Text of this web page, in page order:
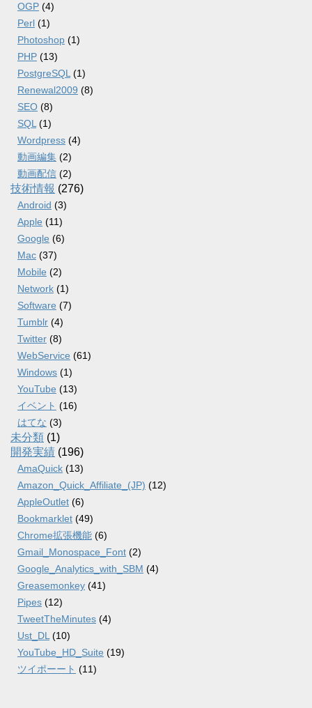
OGP (4)
Perl (1)
Photoshop (1)
PHP (13)
PostgreSQL (1)
Renewal2009 (8)
SEO (8)
SQL (1)
Wordpress (4)
動画編集 (2)
動画配信 (2)
技術情報 (276)
Android (3)
Apple (11)
Google (6)
Mac (37)
Mobile (2)
Network (1)
Software (7)
Tumblr (4)
Twitter (8)
WebService (61)
Windows (1)
YouTube (13)
イベント (16)
はてな (3)
未分類 (1)
開発実績 (196)
AmaQuick (13)
Amazon_Quick_Affiliate_(JP) (12)
AppleOutlet (6)
Bookmarklet (49)
Chrome拡張機能 (6)
Gmail_Monospace_Font (2)
Google_Analytics_with_SBM (4)
Greasemonkey (41)
Pipes (12)
TweetTheMinutes (4)
Ust_DL (10)
YouTube_HD_Suite (19)
ツイポーート (11)